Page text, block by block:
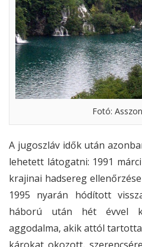
Fotó:
A jugoszláv idők után
lehetett látogatni: 1991
krajinai hadsereg
1995 nyarán hódított
háború után hét évvel
aggodalma, akik attól